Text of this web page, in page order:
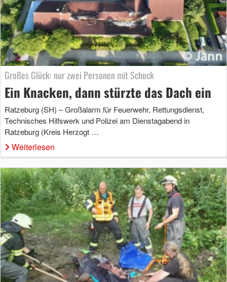
Großes Glück: nur zwei Personen mit Schock
Ein Knacken, dann stürzte das Dach ein
Ratzeburg (SH) – Großalarm für Feuerwehr, Rettungsdienst,
Technisches Hilfswerk und Polizei am Dienstagabend in
Ratzeburg (Kreis Herzogt …
Weiterlesen